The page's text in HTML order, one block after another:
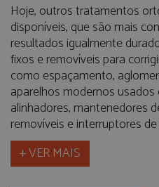
Hoje, outros tratamentos
disponíveis, que são mais
resultados igualmente
fixos e removíveis para
como espaçamento,
aparelhos modernos
alinhadores, mantenedores
removíveis e interruptores
+ VER MAIS